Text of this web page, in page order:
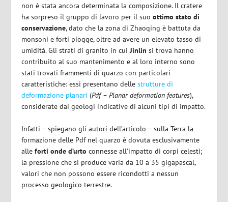
non è stata ancora determinata la composizione. Il cratere
ha sorpreso il gruppo di lavoro per il suoottimo stato di
conservazione, dato che la zona di Zhaoqing è battuta da
monsoni e forti piogge, oltre ad avere un elevato tasso di
umidità. Gli strati di granito in cuiJinlin si trova hanno
contribuito al suo mantenimento e al loro interno sono
stati trovati frammenti di quarzo con particolari
caratteristiche: essi presentano dellestrutture di
deformazione planari (Pdf – Planar deformation features),
considerate dai geologi indicative di alcuni tipi di impatto.
Infatti – spiegano gli autori dell’articolo – sulla Terra la
formazione delle Pdf nel quarzo è dovuta esclusivamente
alleforti onde d’urto connesse all’impatto di corpi celesti;
la pressione che si produce varia da 10 a 35 gigapascal,
valori che non possono essere ricondotti a nessun
processo geologico terrestre.